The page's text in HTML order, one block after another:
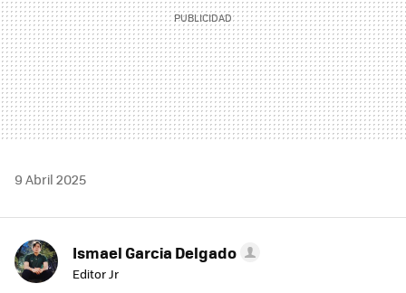
9 Abril 2025
Ismael Garcia Delgado
Editor Jr